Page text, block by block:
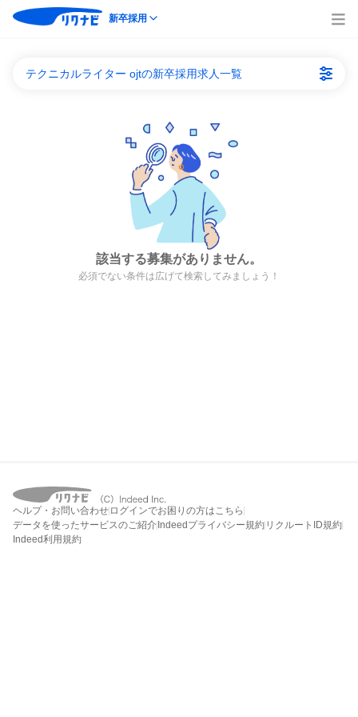
新卒採用
テクニカルライター ojtの新卒採用求人一覧
該当する募集がありません。
必須でない条件は広げて検索してみましょう！
ヘルプ・お問い合わせ ログインでお困りの方はこちら
データを使ったサービスのご紹介 Indeedプライバシー規約 リクルートID規約
Indeed利用規約